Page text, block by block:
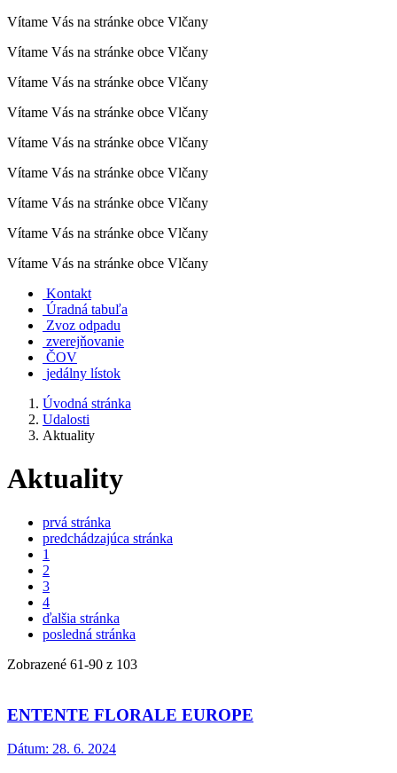
Vítame Vás na stránke obce Vlčany
Vítame Vás na stránke obce Vlčany
Vítame Vás na stránke obce Vlčany
Vítame Vás na stránke obce Vlčany
Vítame Vás na stránke obce Vlčany
Vítame Vás na stránke obce Vlčany
Vítame Vás na stránke obce Vlčany
Vítame Vás na stránke obce Vlčany
Vítame Vás na stránke obce Vlčany
Kontakt
Úradná tabuľa
Zvoz odpadu
zverejňovanie
ČOV
jedálny lístok
Úvodná stránka
Udalosti
Aktuality
Aktuality
prvá stránka
predchádzajúca stránka
1
2
3
4
ďalšia stránka
posledná stránka
Zobrazené 61-90 z 103
ENTENTE FLORALE EUROPE
Dátum: 28. 6. 2024